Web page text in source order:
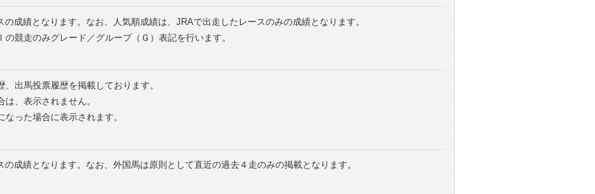
成績となります。なお、人気順成績は、JRAで出走したレースのみの成績となります。
競走のみグレード／グループ（Ｇ）表記を行います。
出馬投票履歴を掲載しております。
、表示されません。
った場合に表示されます。
成績となります。なお、外国馬は原則として直近の過去４走のみの掲載となります。